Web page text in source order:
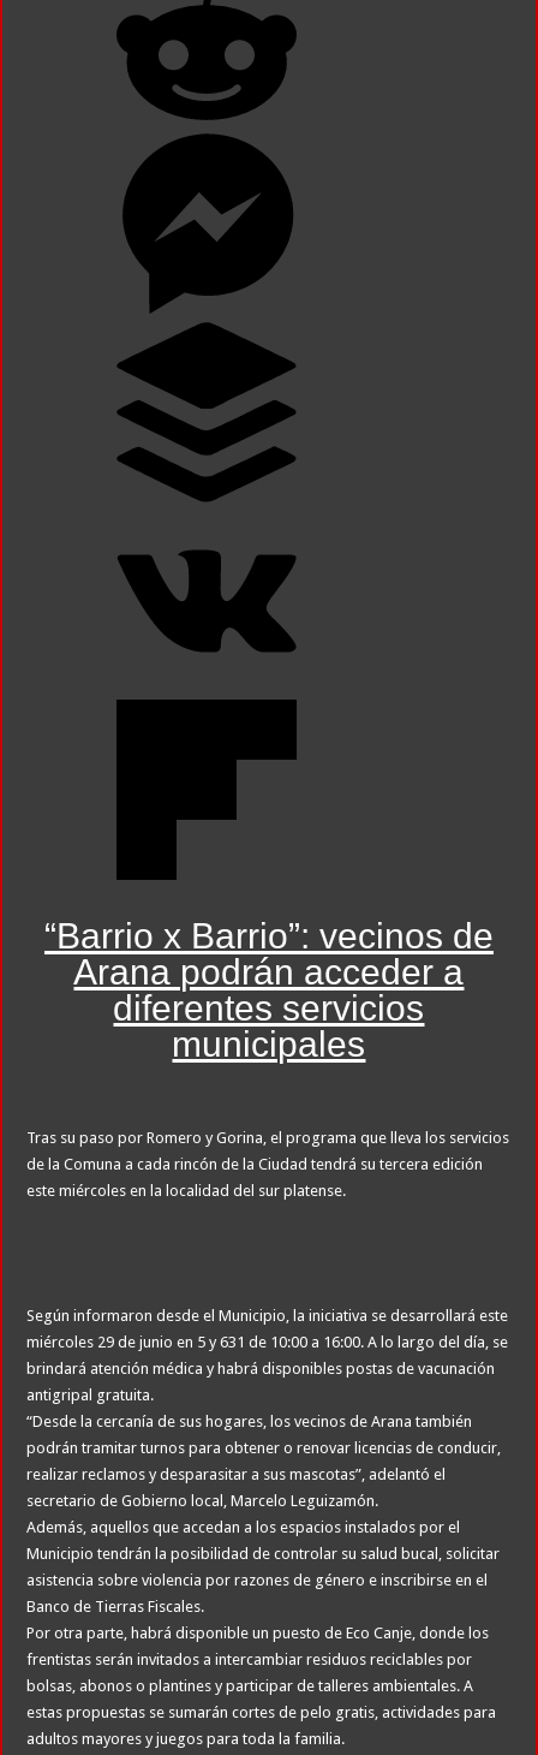
“Barrio x Barrio”: vecinos de
Arana podrán acceder a
diferentes servicios
municipales
Tras su paso por Romero y Gorina, el programa que lleva los servicios
de la Comuna a cada rincón de la Ciudad tendrá su tercera edición
este miércoles en la localidad del sur platense.
Según informaron desde el Municipio, la iniciativa se desarrollará este
miércoles 29 de junio en 5 y 631 de 10:00 a 16:00. A lo largo del día, se
brindará atención médica y habrá disponibles postas de vacunación
antigripal gratuita.
“Desde la cercanía de sus hogares, los vecinos de Arana también
podrán tramitar turnos para obtener o renovar licencias de conducir,
realizar reclamos y desparasitar a sus mascotas”, adelantó el
secretario de Gobierno local, Marcelo Leguizamón.
Además, aquellos que accedan a los espacios instalados por el
Municipio tendrán la posibilidad de controlar su salud bucal, solicitar
asistencia sobre violencia por razones de género e inscribirse en el
Banco de Tierras Fiscales.
Por otra parte, habrá disponible un puesto de Eco Canje, donde los
frentistas serán invitados a intercambiar residuos reciclables por
bolsas, abonos o plantines y participar de talleres ambientales. A
estas propuestas se sumarán cortes de pelo gratis, actividades para
adultos mayores y juegos para toda la familia.